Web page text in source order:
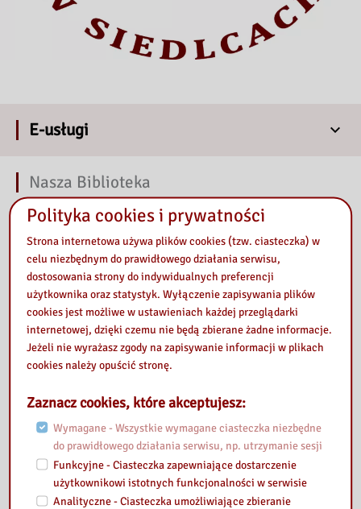
E-usługi
Nasza Biblioteka
Polityka cookies i prywatności
Strona internetowa używa plików cookies (tzw. ciasteczka) w
celu niezbędnym do prawidłowego działania serwisu,
dostosowania strony do indywidualnych preferencji
użytkownika oraz statystyk. Wyłączenie zapisywania plików
cookies jest możliwe w ustawieniach każdej przeglądarki
internetowej, dzięki czemu nie będą zbierane żadne informacje.
Jeżeli nie wyrażasz zgody na zapisywanie informacji w plikach
cookies należy opuścić stronę.
Zaznacz cookies, które akceptujesz:
Wymagane - Wszystkie wymagane ciasteczka niezbędne
do prawidłowego działania serwisu, np. utrzymanie sesji
Funkcyjne - Ciasteczka zapewniające dostarczenie
użytkownikowi istotnych funkcjonalności w serwisie
Analityczne - Ciasteczka umożliwiające zbieranie